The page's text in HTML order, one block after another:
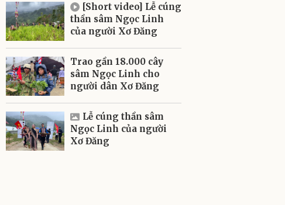
[Short video] Lễ cúng
thần sâm Ngọc Linh
của người Xơ Đăng
Trao gần 18.000 cây
sâm Ngọc Linh cho
người dân Xơ Đăng
Lễ cúng thần sâm
Ngọc Linh của người
Xơ Đăng